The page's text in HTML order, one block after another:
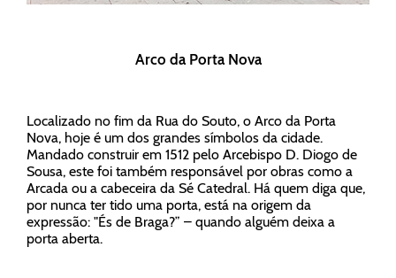
Arco da Porta Nova
Localizado no fim da Rua do Souto, o Arco da Porta
Nova, hoje é um dos grandes símbolos da cidade.
Mandado construir em 1512 pelo Arcebispo D. Diogo de
Sousa, este foi também responsável por obras como a
Arcada ou a cabeceira da Sé Catedral. Há quem diga que,
por nunca ter tido uma porta, está na origem da
expressão: "És de Braga?” – quando alguém deixa a
porta aberta.